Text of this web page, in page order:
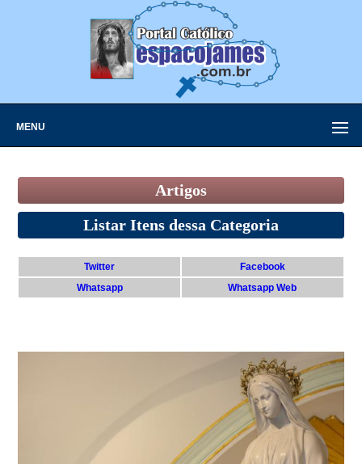
MENU
Artigos
Listar Itens dessa Categoria
Twitter
Facebook
Whatsapp
Whatsapp Web